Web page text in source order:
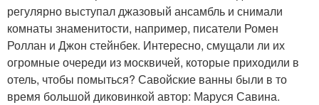
регулярно выступал джазовый ансамбль и снимали
комнаты знаменитости, например, писатели Ромен
Роллан и Джон стейнбек. Интересно, смущали ли их
огромные очереди из москвичей, которые приходили в
отель, чтобы помыться? Савойские ванны были в то
время большой диковинкой автор: Маруся Савина.